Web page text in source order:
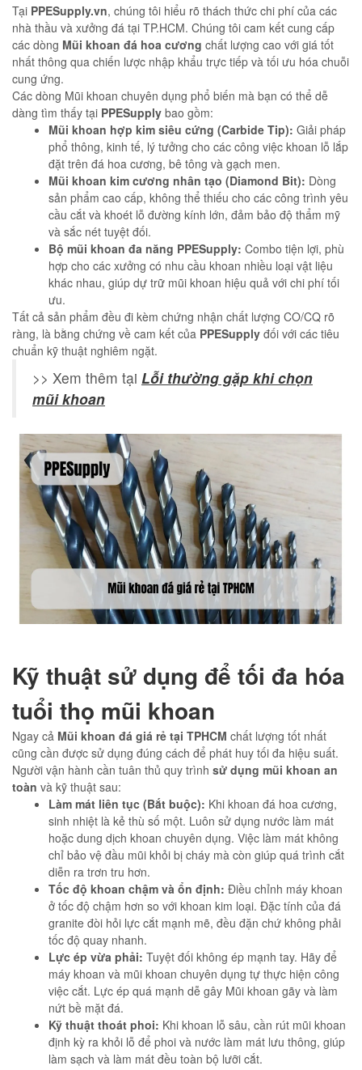
Tại PPESupply.vn, chúng tôi hiểu rõ thách thức chi phí của các
nhà thầu và xưởng đá tại TP.HCM. Chúng tôi cam kết cung cấp
các dòng Mũi khoan đá hoa cương chất lượng cao với giá tốt
nhất thông qua chiến lược nhập khẩu trực tiếp và tối ưu hóa chuỗi
cung ứng.
Các dòng Mũi khoan chuyên dụng phổ biến mà bạn có thể dễ
dàng tìm thấy tại PPESupply bao gồm:
Mũi khoan hợp kim siêu cứng (Carbide Tip): Giải pháp
phổ thông, kinh tế, lý tưởng cho các công việc khoan lỗ lắp
đặt trên đá hoa cương, bê tông và gạch men.
Mũi khoan kim cương nhân tạo (Diamond Bit): Dòng
sản phẩm cao cấp, không thể thiếu cho các công trình yêu
cầu cắt và khoét lỗ đường kính lớn, đảm bảo độ thẩm mỹ
và sắc nét tuyệt đối.
Bộ mũi khoan đa năng PPESupply: Combo tiện lợi, phù
hợp cho các xưởng có nhu cầu khoan nhiều loại vật liệu
khác nhau, giúp dự trữ mũi khoan hiệu quả với chi phí tối
ưu.
Tất cả sản phẩm đều đi kèm chứng nhận chất lượng CO/CQ rõ
ràng, là bằng chứng về cam kết của PPESupply đối với các tiêu
chuẩn kỹ thuật nghiêm ngặt.
>> Xem thêm tại Lỗi thường gặp khi chọn
mũi khoan
Kỹ thuật sử dụng để tối đa hóa
tuổi thọ mũi khoan
Ngay cả Mũi khoan đá giá rẻ tại TPHCM chất lượng tốt nhất
cũng cần được sử dụng đúng cách để phát huy tối đa hiệu suất.
Người vận hành cần tuân thủ quy trình sử dụng mũi khoan an
toàn và kỹ thuật sau:
Làm mát liên tục (Bắt buộc): Khi khoan đá hoa cương,
sinh nhiệt là kẻ thù số một. Luôn sử dụng nước làm mát
hoặc dung dịch khoan chuyên dụng. Việc làm mát không
chỉ bảo vệ đầu mũi khỏi bị cháy mà còn giúp quá trình cắt
diễn ra trơn tru hơn.
Tốc độ khoan chậm và ổn định: Điều chỉnh máy khoan
ở tốc độ chậm hơn so với khoan kim loại. Đặc tính của đá
granite đòi hỏi lực cắt mạnh mẽ, đều đặn chứ không phải
tốc độ quay nhanh.
Lực ép vừa phải: Tuyệt đối không ép mạnh tay. Hãy để
máy khoan và mũi khoan chuyên dụng tự thực hiện công
việc cắt. Lực ép quá mạnh dễ gây Mũi khoan gãy và làm
nứt bề mặt đá.
Kỹ thuật thoát phoi: Khi khoan lỗ sâu, cần rút mũi khoan
định kỳ ra khỏi lỗ để phoi và nước làm mát lưu thông, giúp
làm sạch và làm mát đều toàn bộ lưỡi cắt.